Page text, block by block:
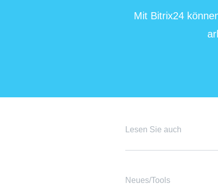
Mit Bitrix24
Lesen Sie auch
Neues/Tools